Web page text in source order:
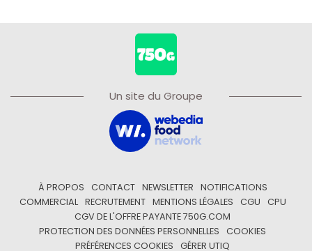
Un site du Groupe
À PROPOS CONTACT NEWSLETTER
NOTIFICATIONS
COMMERCIAL
RECRUTEMENT MENTIONS LÉGALES CGU
CPU
CGV DE L'OFFRE PAYANTE 750G.COM
PROTECTION DES DONNÉES PERSONNELLES
COOKIES
PRÉFÉRENCES COOKIES
GÉRER UTIQ